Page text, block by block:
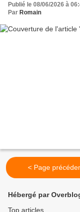
Publié le 08/06/2026 à
Par Romain
< Page
Hébergé par
Top articles